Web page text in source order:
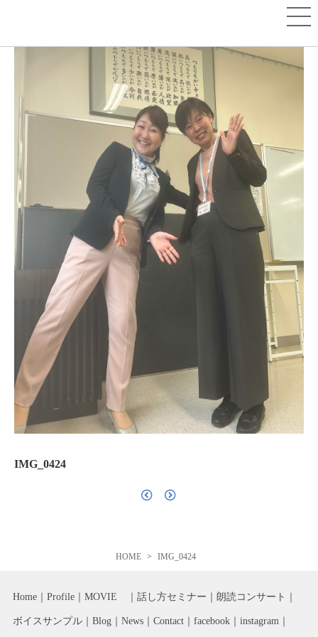
IMG_0424
HOME IMG_0424
Home Profile MOVIE 話し方セミナー 朗読コンサート
ボイスサンプル Blog News Contact facebook instagram